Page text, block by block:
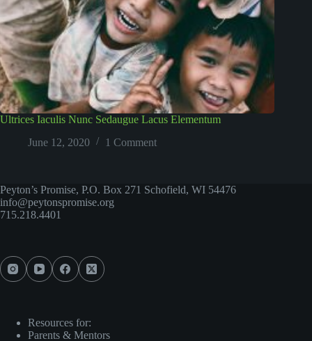
Ultrices Iaculis Nunc Sedaugue Lacus Elementum
June 12, 2020
1 Comment
Peyton’s Promise, P.O. Box 271 Schofield, WI 54476
info@peytonspromise.org
715.218.4401​
Resources for:
Parents & Mentors